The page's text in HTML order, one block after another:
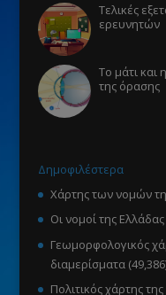
Τελικές
ερευνητών
Το μάτι και
της όρασης
Δημοφιλέστερα
Χάρτης των νομών
Οι νομοί της
Γεωμορφολογικός
διαμερίσματα
Πολιτικός χάρτης